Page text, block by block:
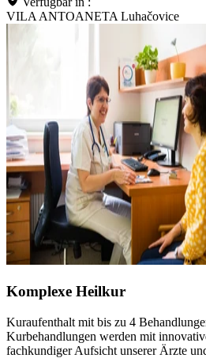
VILA ANTOANETA Luhačovice
Komplexe Heilkur
Kuraufenthalt mit bis zu 4
Kurbehandlungen werden mit
fachkundiger Aufsicht unserer Ärzte